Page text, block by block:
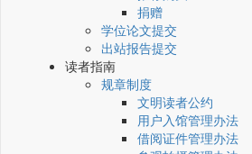
捐赠
学位论文提交
出站报告提交
读者指南
规章制度
文明读者公约
用户入馆管理办法
借阅证件管理办法